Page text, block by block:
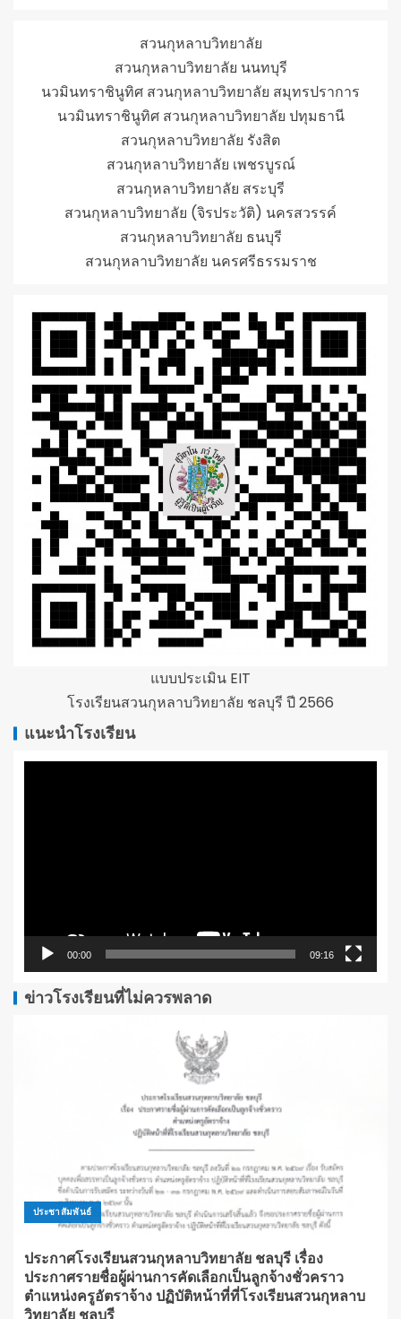
สวนกุหลาบวิทยาลัย
สวนกุหลาบวิทยาลัย นนทบุรี
นวมินทราชินูทิศ สวนกุหลาบวิทยาลัย สมุทรปราการ
นวมินทราชินูทิศ สวนกุหลาบวิทยาลัย ปทุมธานี
สวนกุหลาบวิทยาลัย รังสิต
สวนกุหลาบวิทยาลัย เพชรบูรณ์
สวนกุหลาบวิทยาลัย สระบุรี
สวนกุหลาบวิทยาลัย (จิรประวัติ) นครสวรรค์
สวนกุหลาบวิทยาลัย ธนบุรี
สวนกุหลาบวิทยาลัย นครศรีธรรมราช
แบบประเมิน EIT
โรงเรียนสวนกุหลาบวิทยาลัย ชลบุรี ปี 2566
แนะนำโรงเรียน
00:00 09:16
ข่าวโรงเรียนที่ไม่ควรพลาด
ประชาสัมพันธ์
ประกาศโรงเรียนสวนกุหลาบวิทยาลัย ชลบุรี เรื่อง
ประกาศรายชื่อผู้ผ่านการคัดเลือกเป็นลูกจ้างชั่วคราว
ตำแหน่งครูอัตราจ้าง ปฏิบัติหน้าที่ที่โรงเรียนสวนกุหลาบ
วิทยาลัย ชลบุรี